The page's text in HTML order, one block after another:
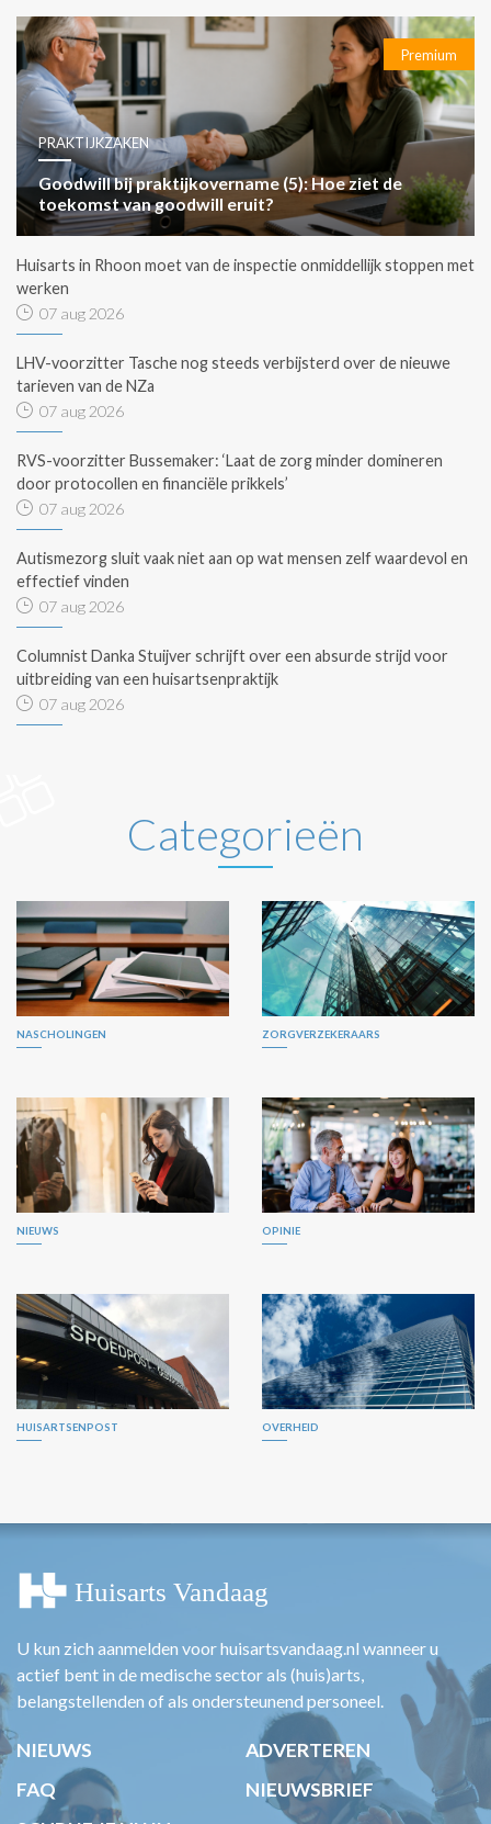
Premium
PRAKTIJKZAKEN
Goodwill bij praktijkovername (5): Hoe ziet de
toekomst van goodwill eruit?
Huisarts in Rhoon moet van de inspectie onmiddellijk stoppen met
werken
07 aug 2026
LHV-voorzitter Tasche nog steeds verbijsterd over de nieuwe
tarieven van de NZa
07 aug 2026
RVS-voorzitter Bussemaker: ‘Laat de zorg minder domineren
door protocollen en financiële prikkels’
07 aug 2026
Autismezorg sluit vaak niet aan op wat mensen zelf waardevol en
effectief vinden
07 aug 2026
Columnist Danka Stuijver schrijft over een absurde strijd voor
uitbreiding van een huisartsenpraktijk
07 aug 2026
Categorieën
NASCHOLINGEN ZORGVERZEKERAARS
NIEUWS OPINIE
HUISARTSENPOST OVERHEID
U kun zich aanmelden voor huisartsvandaag.nl wanneer u
actief bent in de medische sector als (huis)arts,
belangstellenden of als ondersteunend personeel.
NIEUWS
ADVERTEREN
FAQ
NIEUWSBRIEF